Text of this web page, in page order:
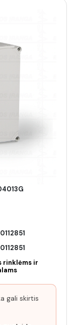
rinklėms ir
gali skirtis